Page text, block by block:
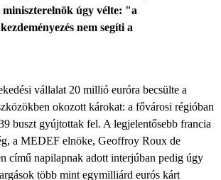
úgy vélte: "a
nem segíti a
vállalat 20 millió euróra becsülte a
okozott károkat: a fővárosi régióban
buszt gyújtottak fel. A legjelentősebb francia
a MEDEF elnöke, Geoffroy Roux de
című napilapnak adott interjúban pedig úgy
több mint egymilliárd eurós kárt